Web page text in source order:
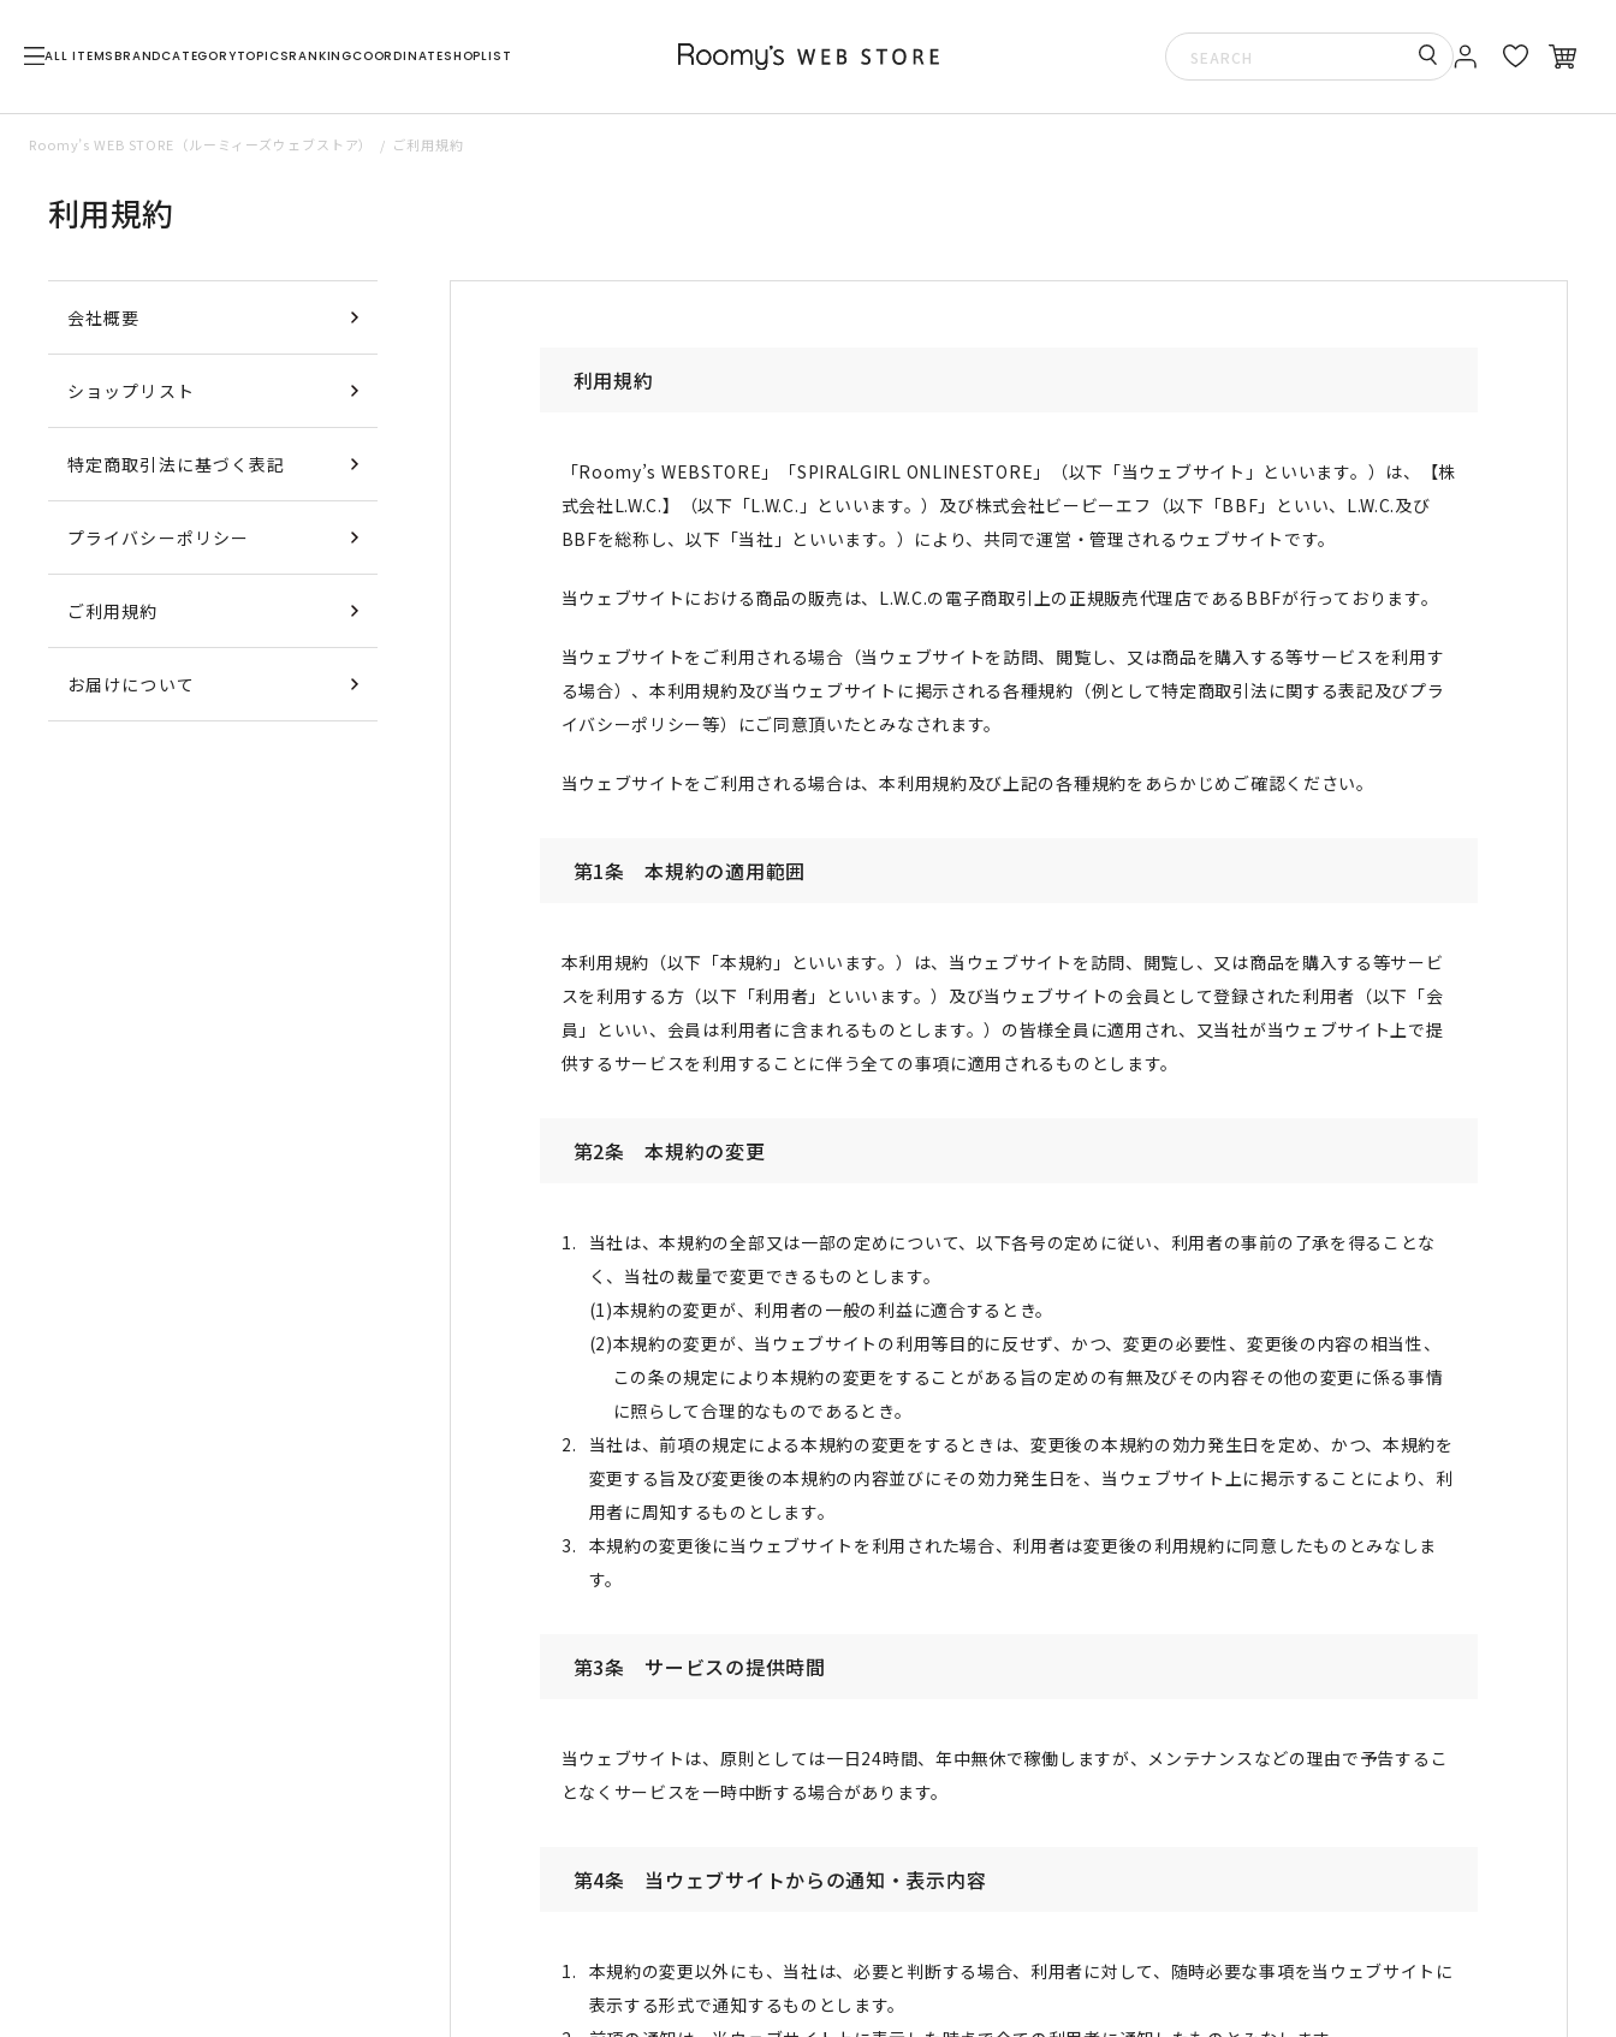
ALL ITEMSBRANDCATEGORYTOPICSRANKINGCOORDINATESHOPLIST
Roomy’s WEB STORE（ルーミィーズウェブストア） ご利用規約
利用規約
会社概要
ショップリスト
特定商取引法に基づく表記
プライバシーポリシー
ご利用規約
お届けについて
利用規約
「Roomy’s WEBSTORE」「SPIRALGIRL ONLINESTORE」（以下「当ウェブサイト」といいます。）は、【株
式会社L.W.C.】（以下「L.W.C.」といいます。）及び株式会社ビービーエフ（以下「BBF」といい、L.W.C.及び
BBFを総称し、以下「当社」といいます。）により、共同で運営・管理されるウェブサイトです。
当ウェブサイトにおける商品の販売は、L.W.C.の電子商取引上の正規販売代理店であるBBFが行っております。
当ウェブサイトをご利用される場合（当ウェブサイトを訪問、閲覧し、又は商品を購入する等サービスを利用す
る場合）、本利用規約及び当ウェブサイトに掲示される各種規約（例として特定商取引法に関する表記及びプラ
イバシーポリシー等）にご同意頂いたとみなされます。
当ウェブサイトをご利用される場合は、本利用規約及び上記の各種規約をあらかじめご確認ください。
第1条 本規約の適用範囲
本利用規約（以下「本規約」といいます。）は、当ウェブサイトを訪問、閲覧し、又は商品を購入する等サービ
スを利用する方（以下「利用者」といいます。）及び当ウェブサイトの会員として登録された利用者（以下「会
員」といい、会員は利用者に含まれるものとします。）の皆様全員に適用され、又当社が当ウェブサイト上で提
供するサービスを利用することに伴う全ての事項に適用されるものとします。
第2条 本規約の変更
当社は、本規約の全部又は一部の定めについて、以下各号の定めに従い、利用者の事前の了承を得ることな
く、当社の裁量で変更できるものとします。
本規約の変更が、利用者の一般の利益に適合するとき。
本規約の変更が、当ウェブサイトの利用等目的に反せず、かつ、変更の必要性、変更後の内容の相当性、
この条の規定により本規約の変更をすることがある旨の定めの有無及びその内容その他の変更に係る事情
に照らして合理的なものであるとき。
当社は、前項の規定による本規約の変更をするときは、変更後の本規約の効力発生日を定め、かつ、本規約を
変更する旨及び変更後の本規約の内容並びにその効力発生日を、当ウェブサイト上に掲示することにより、利
用者に周知するものとします。
本規約の変更後に当ウェブサイトを利用された場合、利用者は変更後の利用規約に同意したものとみなしま
す。
第3条 サービスの提供時間
当ウェブサイトは、原則としては一日24時間、年中無休で稼働しますが、メンテナンスなどの理由で予告するこ
となくサービスを一時中断する場合があります。
第4条 当ウェブサイトからの通知・表示内容
本規約の変更以外にも、当社は、必要と判断する場合、利用者に対して、随時必要な事項を当ウェブサイトに
表示する形式で通知するものとします。